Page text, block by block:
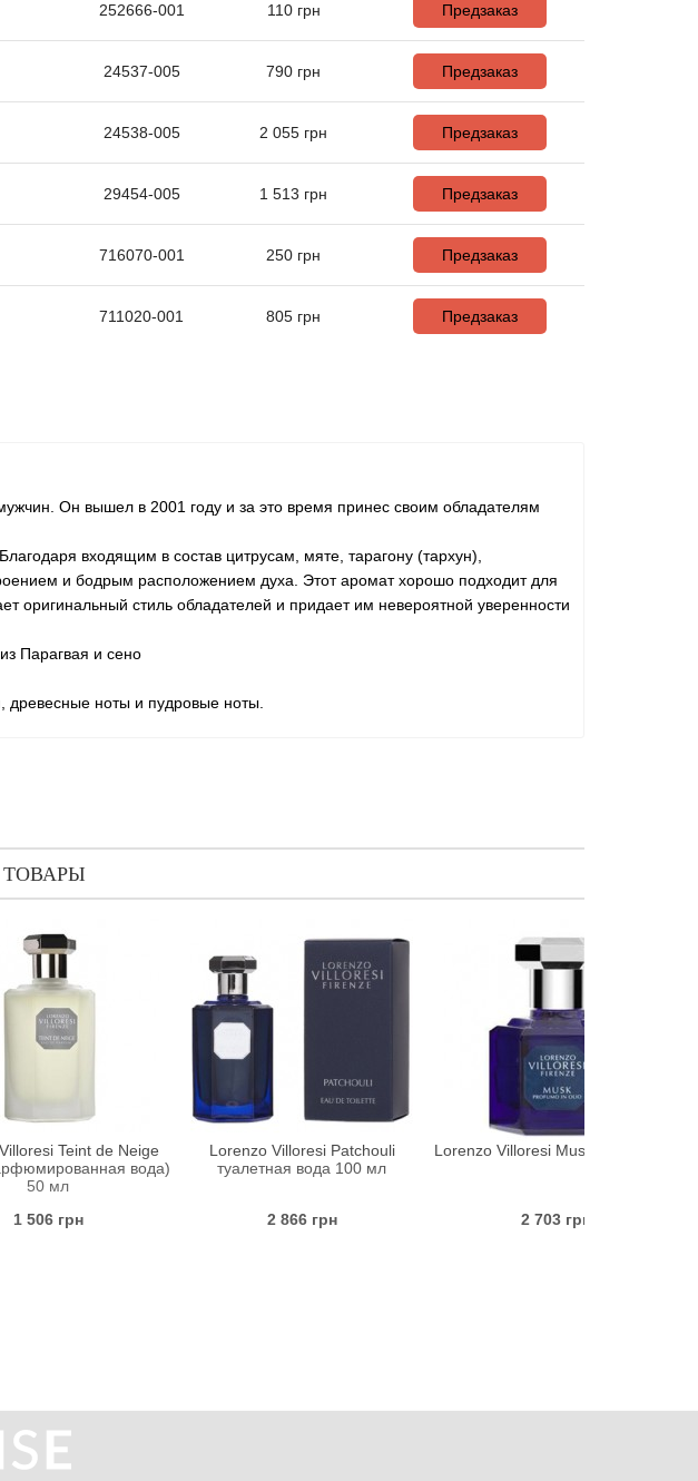
252666-001 110 грн Предзаказ
24537-005 790 грн Предзаказ
24538-005 2 055 грн Предзаказ
29454-005 1 513 грн Предзаказ
716070-001 250 грн Предзаказ
711020-001 805 грн Предзаказ
Он вышел в 2001 году и за это время принес своим обладателям
входящим в состав цитрусам, мяте, тарагону (тархун),
и бодрым расположением духа. Этот аромат хорошо подходит для
стиль обладателей и придает им невероятной уверенности
Парагвая и сено
древесные ноты и пудровые ноты.
de Neige
вода)
Lorenzo Villoresi Patchouli
туалетная вода 100 мл
Lorenzo Villoresi Musk духи 30 мл